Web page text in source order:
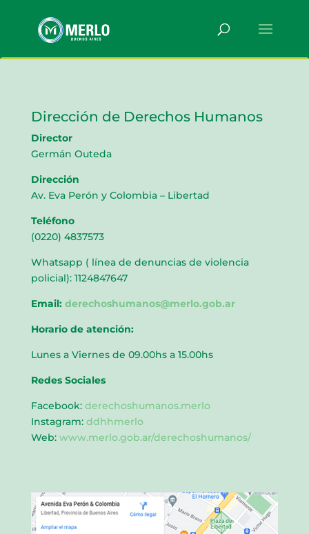
Dirección de Derechos Humanos
Director
Germán Outeda
Dirección
Av. Eva Perón y Colombia – Libertad
Teléfono
(0220) 4837573
Whatsapp ( línea de denuncias de violencia
policial): 1124847647
Email: derechoshumanos@merlo.gob.ar
Horario de atención:
Lunes a Viernes de 09.00hs a 15.00hs
Redes Sociales
Facebook: derechoshumanos.merlo
Instagram: ddhhmerlo
Web: www.merlo.gob.ar/derechoshumanos/